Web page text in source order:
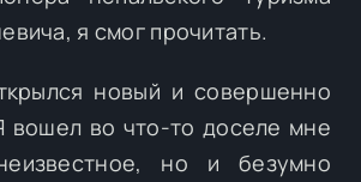
я смог прочитать.
новый и совершенно
вошел во что-то доселе мне
но и безумно